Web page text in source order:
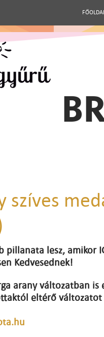
szíves
pillanata lesz, amikor
Kedvesednek!
arany változatban is
eltérő változatot